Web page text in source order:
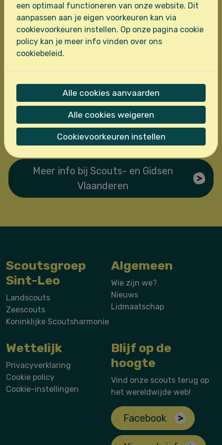
Moest dat niet gebeuren, dan mag je altijd
mailen naarledenbeheer@sintleo.be.
🤔 Geen idee welke tak?
leid(st)er al, vul dat in bij de opmerkingen, dan
helpen wij je verder met de keuze.
Meer info bij Scouts- en Gidsen
Vlaanderen
Scoutsgroep
Sint-Leo
Landscouts
Zeescouts
Koninklijke Scoutsharmonie
Algemeen
Wie zijn we?
Nieuws
Lidmaatschap
Wettelijk
Privacyverklaring
Cookie policy
Cookie-instellingen
Blijf op de
hoogte
Vind onze scouts terug op
het wereldwijde web!
Facebook
een optimaal functioneren van onze website. Dit
aanpassen aan je eigen voorkeuren kan via
cookievoorkeuren instellen. Op onze pagina cookie
policy kan je meer info vinden over ons
cookiebeleid.
Alle cookies aanvaarden
Alle cookies weigeren
Cookievoorkeuren instellen